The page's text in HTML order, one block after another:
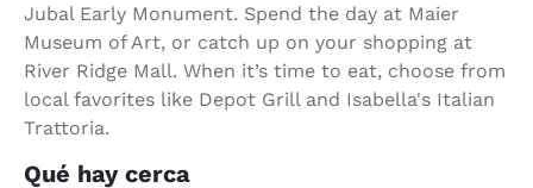
Jubal Early Monument. Spend the day at Maier
Museum of Art, or catch up on your shopping at
River Ridge Mall. When it’s time to eat, choose from
local favorites like Depot Grill and Isabella's Italian
Trattoria.
Qué hay cerca